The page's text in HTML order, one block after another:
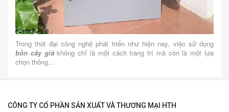
Trong thời đại công nghệ phát triển như hiện nay, việc sử dụng
bồn cây giảkhông chỉ là một cách trang trí mà còn là một lựa
chọn thông...
CÔNG TY CỔ PHẦN SẢN XUẤT VÀ THƯƠNG MẠI HTH